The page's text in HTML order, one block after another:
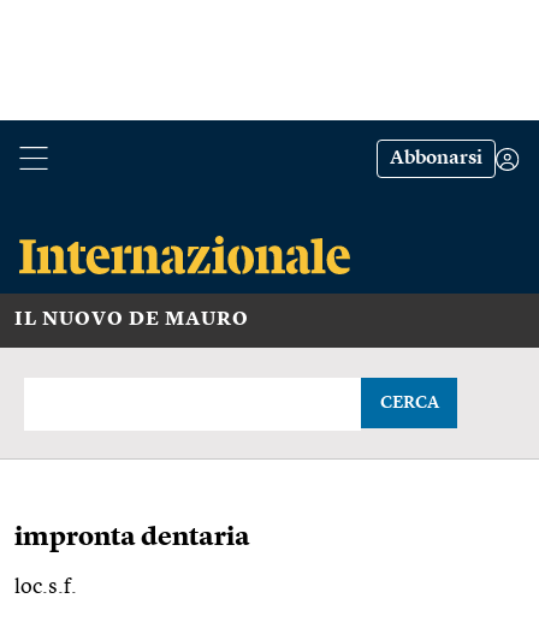
Abbonarsi
IL NUOVO DE MAURO
CERCA
impronta dentaria
loc.s.f.